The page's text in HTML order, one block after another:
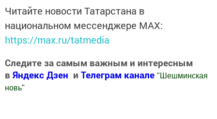
Читайте новости Татарстана в
национальном мессенджере MАХ:
https://max.ru/tatmedia
Следите за самым важным и интересным
в Яндекс Дзен и Телеграм канале " Шешминская
новь"